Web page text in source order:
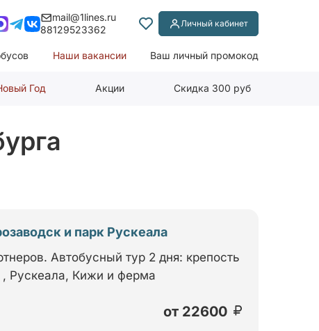
mail@1lines.ru
88129523362
Личный кабинет
Наши вакансии Ваш личный промокод
Год Акции Скидка 300 руб
и парк Рускеала
Автобусный тур 2 дня: крепость
, Рускеала, Кижи и ферма
от 22600